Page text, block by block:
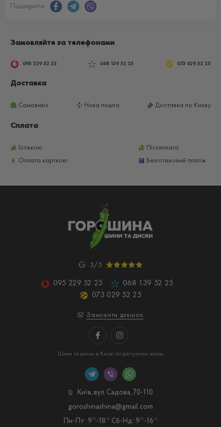
Поширити:
Замовляйте за телефонами
095 229 52 25 068 139 52 25 073 029 52 25
Доставка
Самовивіз Нова пошта Доставка по Києву
Сплата
Готівкою
Післяплата
Оплата карткою
Безготівковий платіж
5/5
095 229 52 25
068 139 52 25
073 029 52 25
Замовити дзвінок
Шини та диски в Києві по доступним цінам
Київ, вул. Садова, 70-110
Пн-Пт: 9 00-18 00 Сб-Нд: 9 00-16 00
goroshinashina@gmail.com